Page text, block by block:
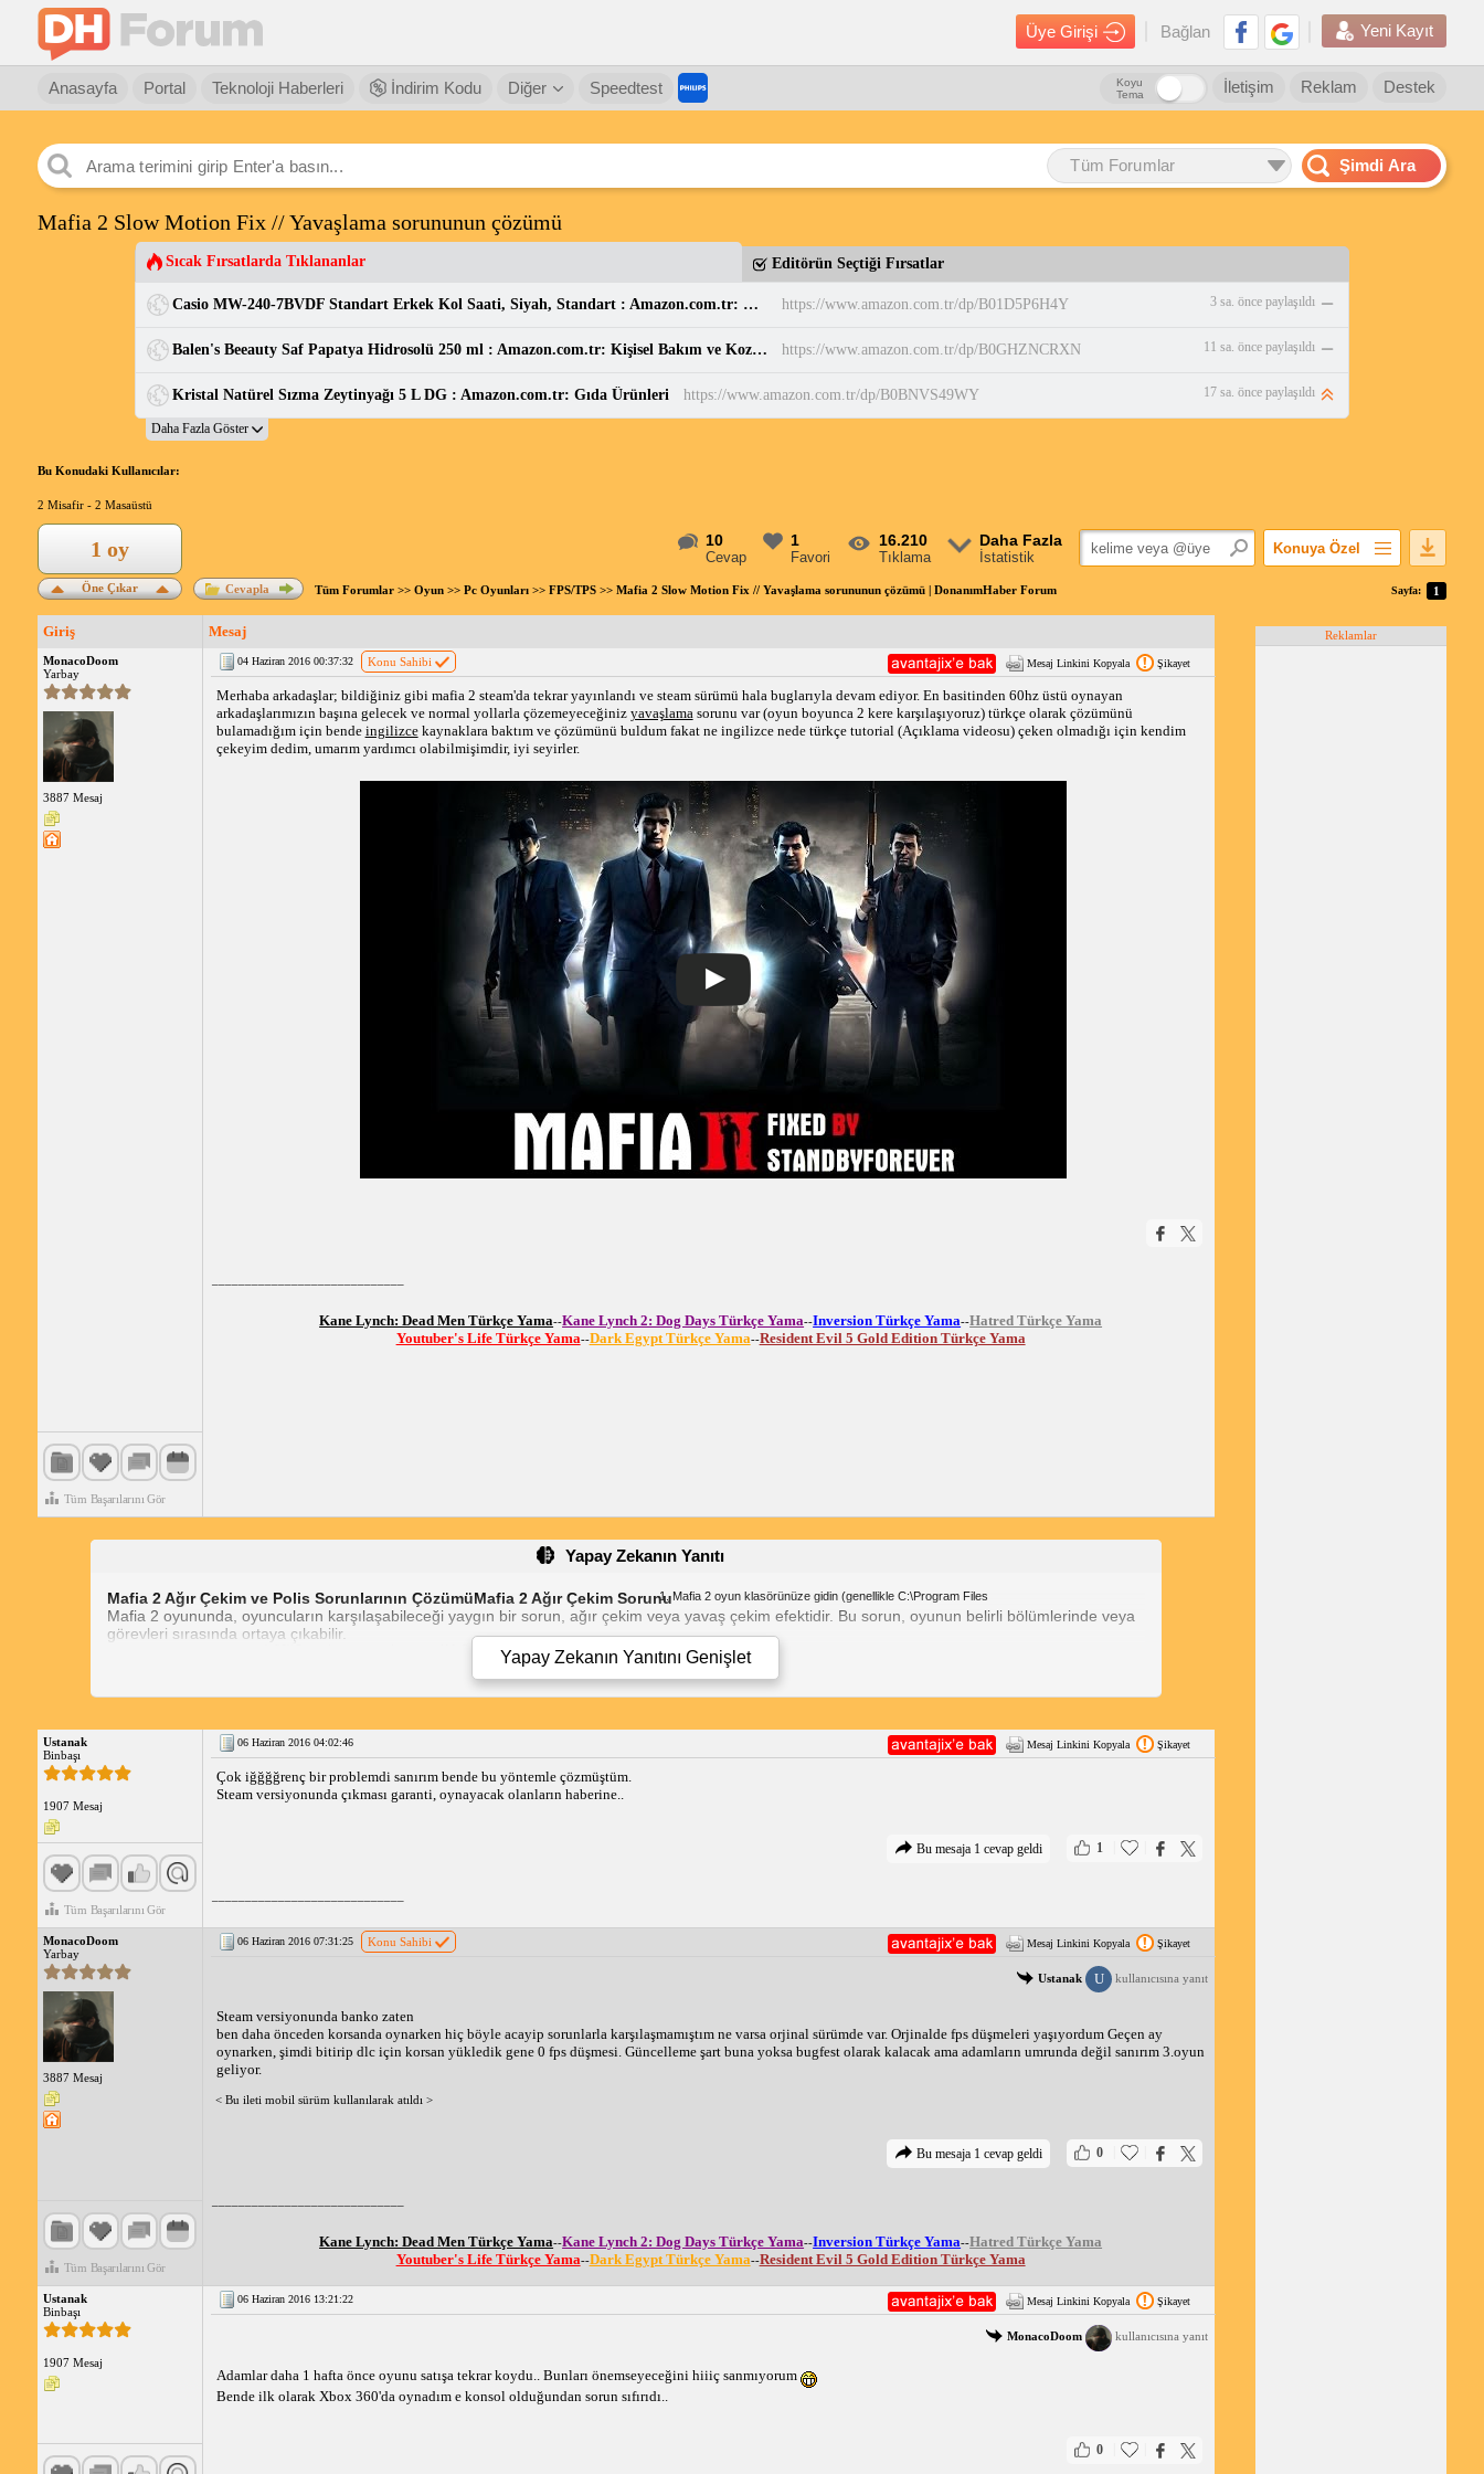
Üye Girişi Bağlan Yeni Kayıt
Anasayfa Portal Teknoloji Haberleri İndirim Kodu Diğer Speedtest Destek
Reklam
İletişim
Koyu
Tema
Tüm Forumlar Şimdi Ara
Mafia 2 Slow Motion Fix // Yavaşlama sorununun çözümü
Sıcak Fırsatlarda Tıklananlar Editörün Seçtiği Fırsatlar
Casio MW-240-7BVDF Standart Erkek Kol Saati, Siyah, Standart : Amazon.com.tr: Moda https://www.amazon.com.tr/dp/B01D5P6H4Y 3 sa. önce paylaşıldı
Balen's Beeauty Saf Papatya Hidrosolü 250 ml : Amazon.com.tr: Kişisel Bakım ve Kozmetik https://www.amazon.com.tr/dp/B0GHZNCRXN 11 sa. önce paylaşıldı
Kristal Natürel Sızma Zeytinyağı 5 L DG : Amazon.com.tr: Gıda Ürünleri https://www.amazon.com.tr/dp/B0BNVS49WY 17 sa. önce paylaşıldı
Bu Konudaki Kullanıcılar:
2 Misafir - 2 Masaüstü
10
Cevap
1
Favori
16.210
Tıklama
Daha Fazla
İstatistik
Konuya Özel
Popüler Mesajlar
Öne Çıkar
1 oy
Cevapla Tüm Forumlar>> Oyun>> Pc Oyunları>> FPS/TPS>> Mafia 2 Slow Motion Fix // Yavaşlama sorununun çözümü | DonanımHaber Forum Sayfa: 1
Giriş Mesaj
MonacoDoom
Yarbay
3887 Mesaj
Tüm Başarılarını Gör
04 Haziran 2016 00:37:32 Konu Sahibi Mesaj Linkini Kopyala Şikayet
Merhaba arkadaşlar; bildiğiniz gibi mafia 2 steam'da tekrar yayınlandı ve steam sürümü hala buglarıyla devam ediyor. En basitinden 60hz üstü oynayan
arkadaşlarımızın başına gelecek ve normal yollarla çözemeyeceğiniz yavaşlamasorunu var (oyun boyunca 2 kere karşılaşıyoruz) türkçe olarak çözümünü
bulamadığım için bende ingilizcekaynaklara baktım ve çözümünü buldum fakat ne ingilizce nede türkçe tutorial (Açıklama videosu) çeken olmadığı için kendim
çekeyim dedim, umarım yardımcı olabilmişimdir, iyi seyirler.
Kane Lynch: Dead Men Türkçe Yama--Kane Lynch 2: Dog Days Türkçe Yama--Inversion Türkçe Yama--Hatred Türkçe Yama
Youtuber's Life Türkçe Yama--Dark Egypt Türkçe Yama--Resident Evil 5 Gold Edition Türkçe Yama
Yapay Zekanın Yanıtı
Mafia 2 Ağır Çekim ve Polis Sorunlarının ÇözümüMafia 2 Ağır Çekim Sorunu
Mafia 2 oyununda, oyuncuların karşılaşabileceği yaygın bir sorun, ağır çekim veya yavaş çekim efektidir. Bu sorun, oyunun belirli bölümlerinde veya
görevleri sırasında ortaya çıkabilir.
Ağır çekim sorununun yanı sıra, Mafia 2 oyuncuları, polis tarafından sürekli olarak tutuklanmakla ilgili bir sorunla da karşılaşabilirler. Bu sorun,
oyunun belirli kısımlarında veya polisle etkileşime girerken ortaya çıkabilir.
Mafia 2 oyun klasörünüze gidin (genellikle C:\Program Files
"MafiaII.ini" dosyasını bulun ve metin düzenleyici ile açın.
Bu değeri "scr_alternative_slow_motion_system = 1" olarak değiştirin.
Dosyayı kaydedin ve oyunu yeniden başlatın.
Bu değişiklik, ağır çekim efektini devre dışı bırakacak ve polis tarafından sürekli olarak tutuklanma sorununu çözecektir.
Bu adımları uyguladıktan sonra Mafia 2 oyununu daha sorunsuz bir şekilde oynayabilmeniz gerekir.
Yapay Zekanın YanıtınıGenişlet
Ustanak
Binbaşı
1907 Mesaj
Tüm Başarılarını Gör
06 Haziran 2016 04:02:46 Mesaj Linkini Kopyala Şikayet
Çok iğğğğrenç bir problemdi sanırım bende bu yöntemle çözmüştüm.
Steam versiyonunda çıkması garanti, oynayacak olanların haberine..
1
Bu mesaja 1 cevap geldi
MonacoDoom
Yarbay
3887 Mesaj
Tüm Başarılarını Gör
06 Haziran 2016 07:31:25 Konu Sahibi Mesaj Linkini Kopyala Şikayet
Ustanak U kullanıcısına yanıt
Steam versiyonunda banko zaten
ben daha önceden korsanda oynarken hiç böyle acayip sorunlarla karşılaşmamıştım ne varsa orjinal sürümde var. Orjinalde fps düşmeleri yaşıyordum Geçen ay
oynarken, şimdi bitirip dlc için korsan yükledik gene 0 fps düşmesi. Güncelleme şart buna yoksa bugfest olarak kalacak ama adamların umrunda değil sanırım 3.oyun
geliyor.
< Bu ileti mobil sürüm kullanılarak atıldı >
0
Bu mesaja 1 cevap geldi
Kane Lynch: Dead Men Türkçe Yama--Kane Lynch 2: Dog Days Türkçe Yama--Inversion Türkçe Yama--Hatred Türkçe Yama
Youtuber's Life Türkçe Yama--Dark Egypt Türkçe Yama--Resident Evil 5 Gold Edition Türkçe Yama
Ustanak
Binbaşı
1907 Mesaj
06 Haziran 2016 13:21:22 Mesaj Linkini Kopyala Şikayet
MonacoDoom kullanıcısına yanıt
Adamlar daha 1 hafta önce oyunu satışa tekrar koydu.. Bunları önemseyeceğini hiiiç sanmıyorum
Bende ilk olarak Xbox 360'da oynadım e konsol olduğundan sorun sıfırıdı..
0
Reklamlar